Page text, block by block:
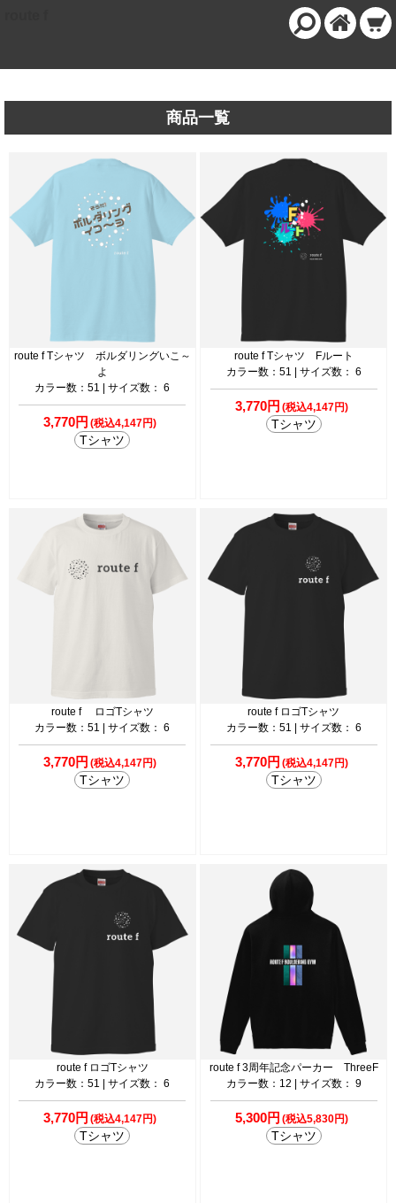
商品一覧
route f Tシャツ ボルダリングいこ～
よ
カラー数：51 | サイズ数： 6
3,770円 (税込4,147円)
Tシャツ
route f Tシャツ Fルート
カラー数：51 | サイズ数： 6
3,770円 (税込4,147円)
Tシャツ
route f ロゴTシャツ
カラー数：51 | サイズ数： 6
3,770円 (税込4,147円)
Tシャツ
route f ロゴTシャツ
カラー数：51 | サイズ数： 6
3,770円 (税込4,147円)
Tシャツ
route f ロゴTシャツ
カラー数：51 | サイズ数： 6
3,770円 (税込4,147円)
Tシャツ
route f 3周年記念パーカー ThreeF
カラー数：12 | サイズ数： 9
5,300円 (税込5,830円)
Tシャツ